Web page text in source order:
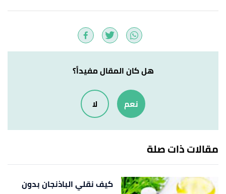
↑
"How to Cook Perfect Brown Rice on the Stove"
,
cooking lightهل كان المقال مفيداً؟
نعم لا
مقالات ذات صلة
كيف نقلي الباذنجان بدون